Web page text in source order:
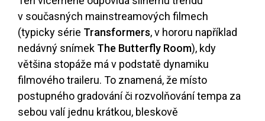
v současných mainstreamových filmech
(typicky série Transformers, v hororu například
nedávný snímek The Butterfly Room), kdy
většina stopáže má v podstatě dynamiku
filmového traileru. To znamená, že místo
postupného gradování či rozvolňování tempa za
sebou valí jednu krátkou, bleskově